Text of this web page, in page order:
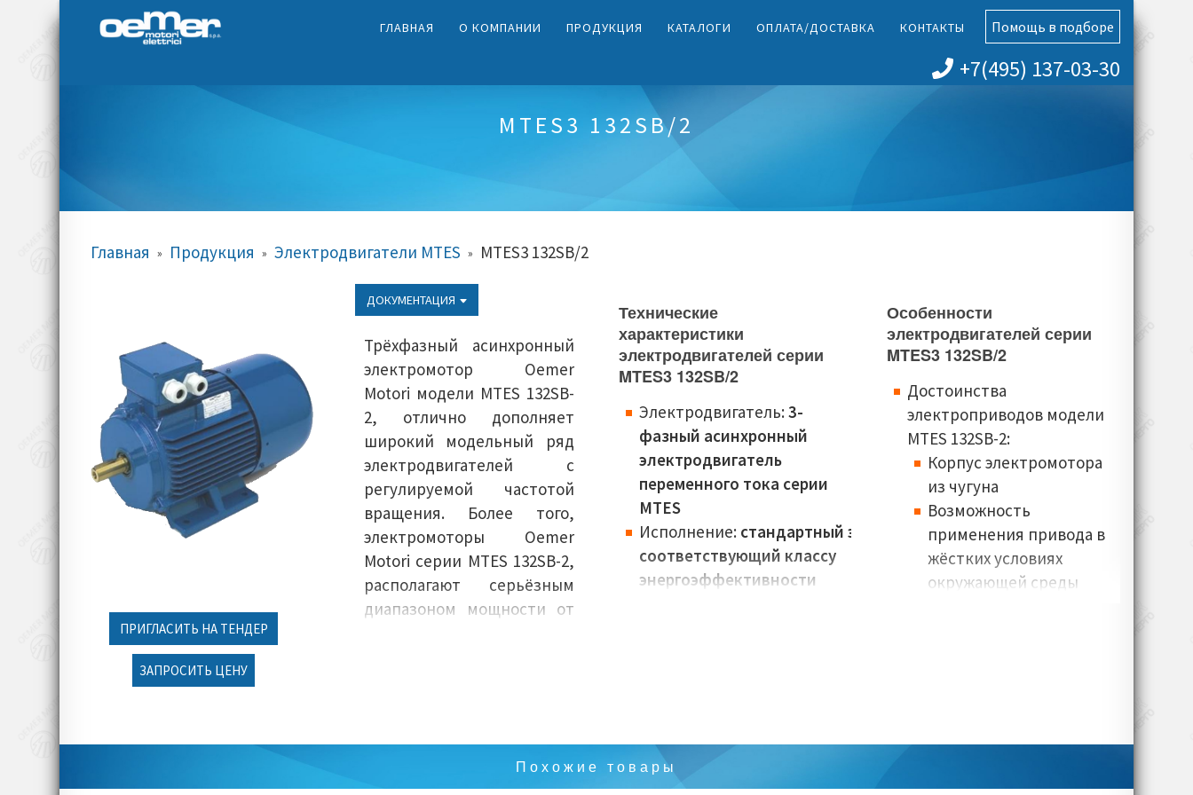
ГЛАВНАЯ О КОМПАНИИ ПРОДУКЦИЯ КАТАЛОГИ ОПЛАТА/ДОСТАВКА КОНТАКТЫ Помощь в подборе
+7(495) 137-03-30
MTES3 132SB/2
Главная » Продукция » Электродвигатели MTES » MTES3 132SB/2
ПРИГЛАСИТЬ НА ТЕНДЕР
ЗАПРОСИТЬ ЦЕНУ
ДОКУМЕНТАЦИЯ
Трёхфазный асинхронный
электромотор Oemer
Motori модели MTES 132SB-
2, отлично дополняет
широкий модельный ряд
электродвигателей с
регулируемой частотой
вращения. Более того,
электромоторы Oemer
Motori серии MTES 132SB-2,
располагают серьёзным
диапазоном мощности от
промышленности, и всё
Технические
характеристики
электродвигателей серии
MTES3 132SB/2
Электродвигатель:3-
фазный асинхронный
электродвигатель
переменного тока серии
MTES
Исполнение: стандартный электродвигатель
соответствующий классу
энергоэффективности
Номинальная
мощность:
Особенности
электродвигателей серии
MTES3 132SB/2
Достоинства
электроприводов модели
MTES 132SB-2:
Корпус электромотора
из чугуна
Возможность
применения привода в
жёстких условиях
окружающей среды
Простота сервисного
Похожие товары